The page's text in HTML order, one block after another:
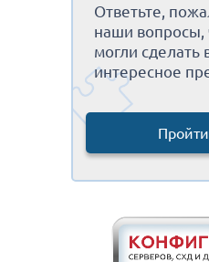
Ответьте,
наши
могли сделать
интересное